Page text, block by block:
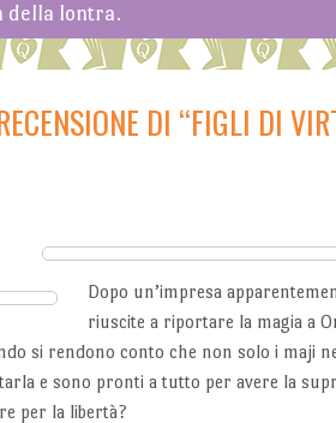
della lontra.
DI “FIGLI DI
Dopo un’impresa
riuscite a riportare la magia a
si rendono conto che non solo i maji
e sono pronti a tutto per avere la
per la libertà?